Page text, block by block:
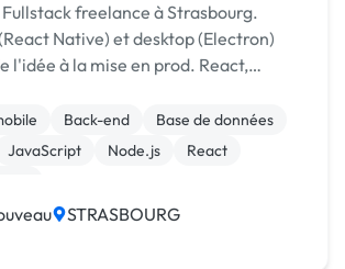
freelance à Strasbourg.
Native) et desktop (Electron)
l'idée à la mise en prod. React,
Back-end
Base de données
JavaScript Node.js
React
STRASBOURG